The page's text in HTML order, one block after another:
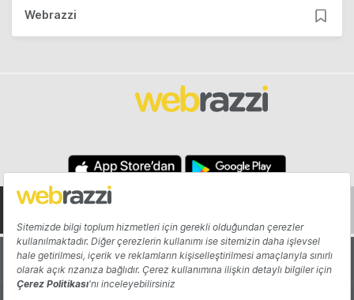
Webrazzi
Hakkında Yazarlar